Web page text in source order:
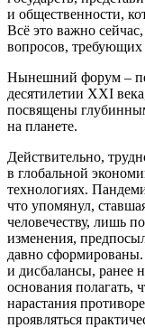
и общественности,
Всё это важно
вопросов, требующих
Нынешний форум –
десятилетии XXI
посвящены
на планете.
Действительно,
в глобальной
технологиях.
что упомянул,
человечеству, лишь
изменения,
давно
и дисбалансы, ранее
основания полагать,
нарастания
проявляться